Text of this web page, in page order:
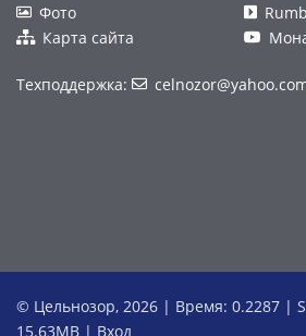
Фото
Карта сайта
Техподдержка:
© Цельнозор, 2026 | Время: 0.2287 |
15.63MB | Вход